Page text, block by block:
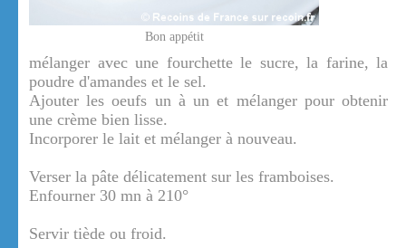
Bon appétit
mélanger avec une fourchette le sucre, la farine, la
poudre d'amandes et le sel.
Ajouter les oeufs un à un et mélanger pour obtenir
une crème bien lisse.
Incorporer le lait et mélanger à nouveau.
Verser la pâte délicatement sur les framboises.
Enfourner 30 mn à 210°
Servir tiède ou froid.